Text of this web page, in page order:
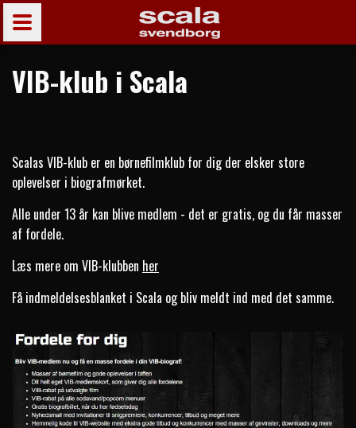
VIB-klub i Scala
Scalas VIB-klub er en børnefilmklub for dig der elsker store
oplevelser i biografmørket.
Alle under 13 år kan blive medlem - det er gratis, og du får masser
af fordele.
Læs mere om VIB-klubben her
Få indmeldelsesblanket i Scala og bliv meldt ind med det samme.